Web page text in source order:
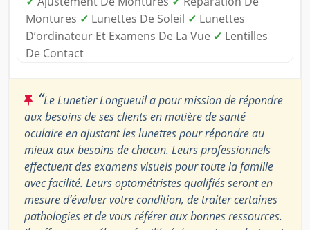
Montures ✓ Lunettes De Soleil ✓ Lunettes
D’ordinateur Et Examens De La Vue ✓ Lentilles
De Contact
“Le Lunetier Longueuil a pour mission de répondre
aux besoins de ses clients en matière de santé
oculaire en ajustant les lunettes pour répondre au
mieux aux besoins de chacun. Leurs professionnels
effectuent des examens visuels pour toute la famille
avec facilité. Leurs optométristes qualifiés seront en
mesure d’évaluer votre condition, de traiter certaines
pathologies et de vous référer aux bonnes ressources.